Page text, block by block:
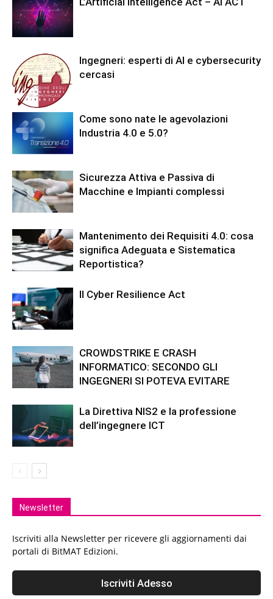
Ingegneri: esperti di AI e cybersecurity
cercasi
Come sono nate le agevolazioni
Industria 4.0 e 5.0?
Sicurezza Attiva e Passiva di
Macchine e Impianti complessi
Mantenimento dei Requisiti 4.0: cosa
significa Adeguata e Sistematica
Reportistica?
Il Cyber Resilience Act
CROWDSTRIKE E CRASH
INFORMATICO: SECONDO GLI
INGEGNERI SI POTEVA EVITARE
La Direttiva NIS2 e la professione
dell’ingegnere ICT
Newsletter
Iscriviti alla Newsletter per ricevere gli aggiornamenti dai
portali di BitMAT Edizioni.